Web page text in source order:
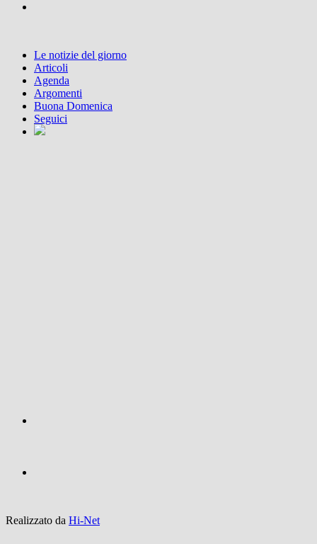
Le notizie del giorno
Articoli
Agenda
Argomenti
Buona Domenica
Seguici
Realizzato da Hi-Net